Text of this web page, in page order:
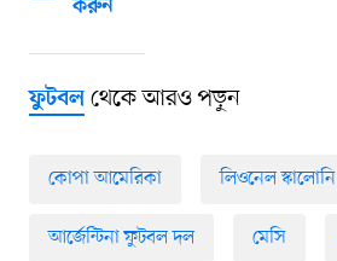
করুন
ফুটবলথেকে আরও পড়ুন
কোপা আমেরিকা লিওনেল স্কালোনি
আর্জেন্টিনা ফুটবল দল মেসি